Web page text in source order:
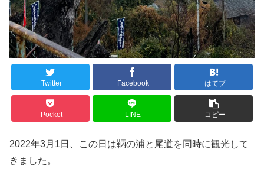
Twitter Facebook はてブ
Pocket LINE コピー
2022年3月1日、この日は鞆の浦と尾道を同時に観光して
きました。